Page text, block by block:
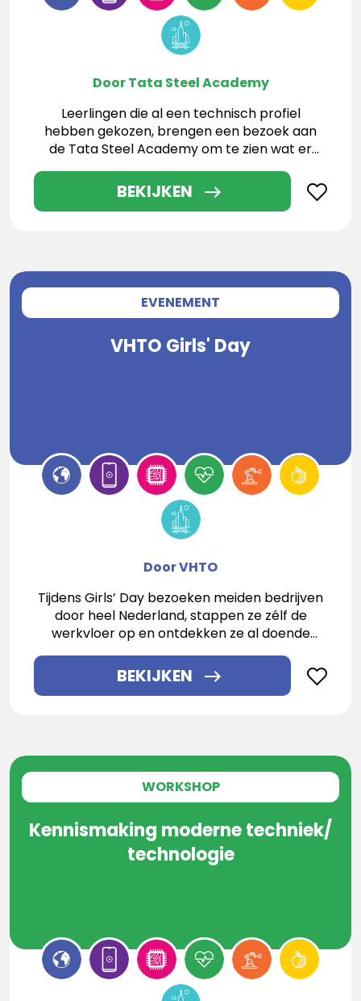
Door Tata Steel Academy
Leerlingen die al een technisch profiel
hebben gekozen, brengen een bezoek aan
de Tata Steel Academy om te zien wat er
allemaal mogelijk is
BEKIJKEN
EVENEMENT
VHTO Girls' Day
Door VHTO
Tijdens Girls’ Day bezoeken meiden bedrijven
door heel Nederland, stappen ze zélf de
werkvloer op en ontdekken ze al doende
welke toffe carrièrekansen in techniek en IT
biedt!
BEKIJKEN
WORKSHOP
Kennismaking moderne techniek/
technologie